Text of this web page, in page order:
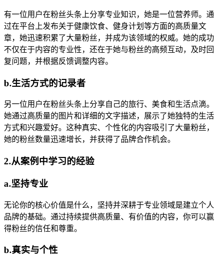
有一位用户在粉丝头条上分享专业知识，她是一位营养师。通
过在平台上发布关于健康饮食、健身计划等方面的高质量文
章，她迅速积累了大量粉丝，并成为该领域的权威。她的成功
不仅在于内容的专业性，还在于她与粉丝的高频互动，及时回
复问题，并根据反馈调整内容。
b.生活方式的记录者
另一位用户在粉丝头条上分享自己的旅行、美食和生活点滴。
她通过高质量的图片和详细的文字描述，展示了她独特的生活
方式和兴趣爱好。这种真实、个性化的内容吸引了大量粉丝，
她的粉丝数量迅速增长，并获得了品牌合作机会。
2.从案例中学习的经验
a.坚持专业
无论你的核心价值是什么，坚持并深耕于专业领域是建立个人
品牌的基础。通过持续提供高质量、有价值的内容，你可以赢
得粉丝的信任和尊重。
b.真实与个性